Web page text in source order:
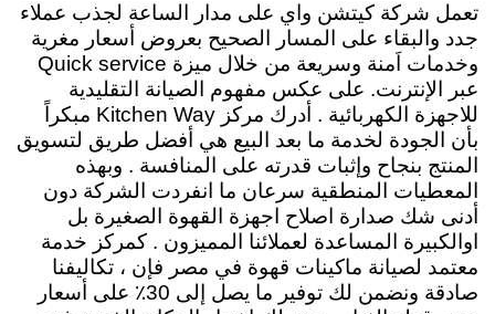
تعمل شركة كيتشن واي على مدار الساعة لجذب عملاء
جدد والبقاء على المسار الصحيح بعروض أسعار مغرية
وخدمات اَمنة وسريعة من خلال ميزة Quick service
عبر الإنترنت. على عكس مفهوم الصيانة التقليدية
للاجهزة الكهربائية
. أدرك مركز Kitchen Way مبكراً
بأن الجودة لخدمة ما بعد البيع هي أفضل طريق لتسويق
المنتج بنجاح وإثبات قدرته على المنافسة . وبهذه
المعطيات المنطقية سرعان ما انفردت الشركة دون
أدنى شك صدارة اصلاح اجهزة القهوة الصغيرة بل
اوالكبيرة المساعدة لعملائنا المميزون . كمركز خدمة
معتمد لصيانة ماكينات قهوة في مصر فإن ، تكاليفنا
صادقة ونضمن لك توفير ما يصل إلى 30٪ على أسعار